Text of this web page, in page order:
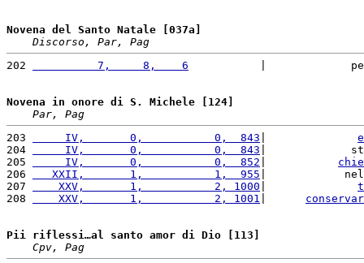
Novena del Santo Natale [037a]
Discorso, Par, Pag
202
          7,     8,    6
|
Novena in onore di S. Michele [124]
Par, Pag
203
     IV,       0,           0,  843
204
     IV,       0,           0,  843
|
205
     IV,       0,           0,  852
206
   XXII,       1,           1,  955
|
207
    XXV,       1,           2, 1000
208
    XXV,       1,           2, 1001
Pii riflessi…al santo amor di Dio [113]
Cpv, Pag